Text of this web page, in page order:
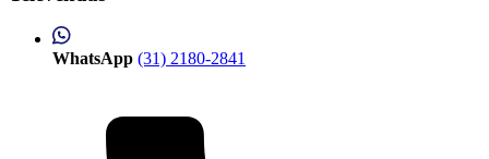
WhatsApp (31) 2180-2841